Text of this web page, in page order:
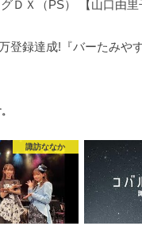
ＤＸ（PS） 【山口由里
登録達成!『バーたみや
諏訪ななか